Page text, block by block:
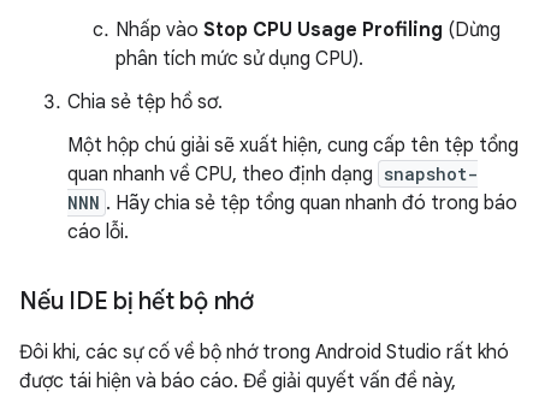
Nhấp vào Stop CPU Usage Profiling (Dừng
phân tích mức sử dụng CPU).
Chia sẻ tệp hồ sơ.
Một hộp chú giải sẽ xuất hiện, cung cấp tên tệp tổng
quan nhanh về CPU, theo định dạng snapshot-
NNN . Hãy chia sẻ tệp tổng quan nhanh đó trong báo
cáo lỗi.
Nếu IDE bị hết bộ nhớ
Đôi khi, các sự cố về bộ nhớ trong Android Studio rất khó
được tái hiện và báo cáo. Để giải quyết vấn đề này,